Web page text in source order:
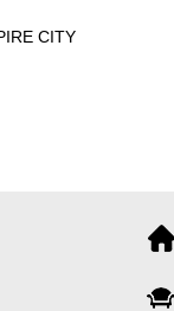
CITY